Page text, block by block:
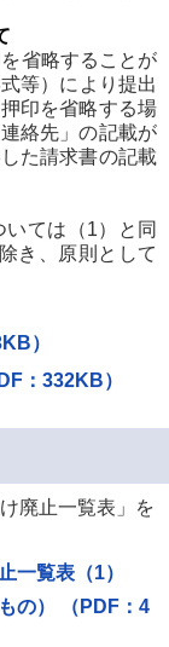
省略することが
等）により提出
印を省略する場
絡先」の記載が
た請求書の記載
ては（1）と同
き、原則として
）
：332KB）
廃止一覧表」を
一覧表（1）
の） （PDF：4